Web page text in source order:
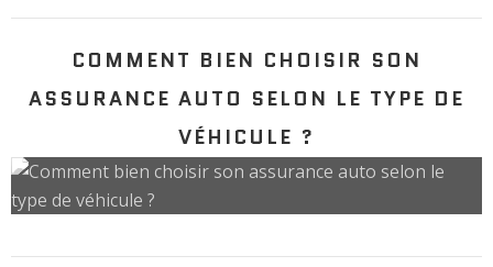
COMMENT BIEN CHOISIR SON
ASSURANCE AUTO SELON LE TYPE DE
VÉHICULE ?